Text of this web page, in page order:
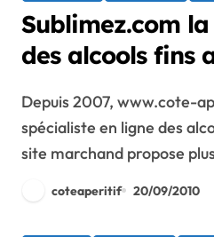
Sublimez.com
des alcools fins
Depuis 2007, www.cote-aperitif.com est le
spécialiste en ligne des
site marchand propose
coteaperitif 20/09/2010